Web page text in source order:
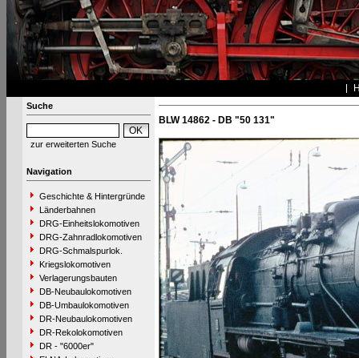
Suche
zur erweiterten Suche
Navigation
Geschichte & Hintergründe
Länderbahnen
DRG-Einheitslokomotiven
DRG-Zahnradlokomotiven
DRG-Schmalspurlok.
Kriegslokomotiven
Verlagerungsbauten
DB-Neubaulokomotiven
DB-Umbaulokomotiven
DR-Neubaulokomotiven
DR-Rekolokomotiven
DR - "6000er"
BLW 14862 - DB "50 131"